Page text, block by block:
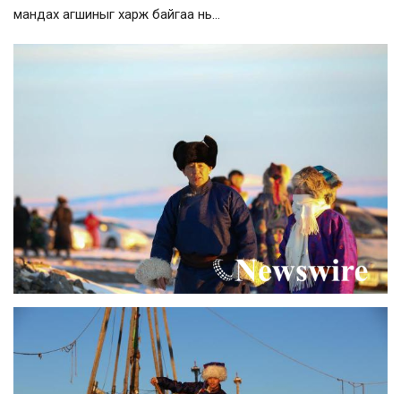
мандах агшиныг харж байгаа нь...